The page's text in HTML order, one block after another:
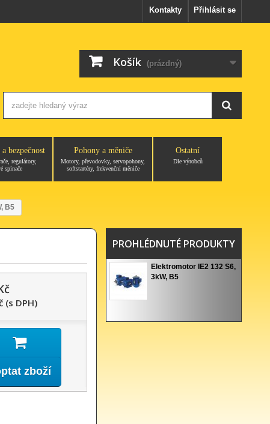
Přihlásit se
Kontakty
Košík (prázdný)
bezpečnost
regulátory,
spínače
Pohony a měniče
Motory, převodovky, servopohony,
softstartéry, frekvenční měniče
Ostatní
Dle výrobců
B5
(s DPH)
zboží
PROHLÉDNUTÉ PRODUKTY
Elektromotor IE2 132 S6,
3kW, B5